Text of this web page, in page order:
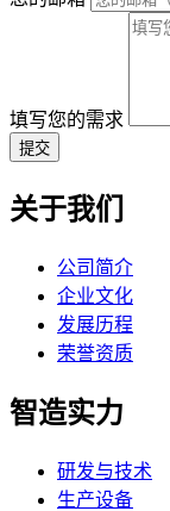
填写您的需求
提交
关于我们
公司简介
企业文化
发展历程
荣誉资质
智造实力
研发与技术
生产设备